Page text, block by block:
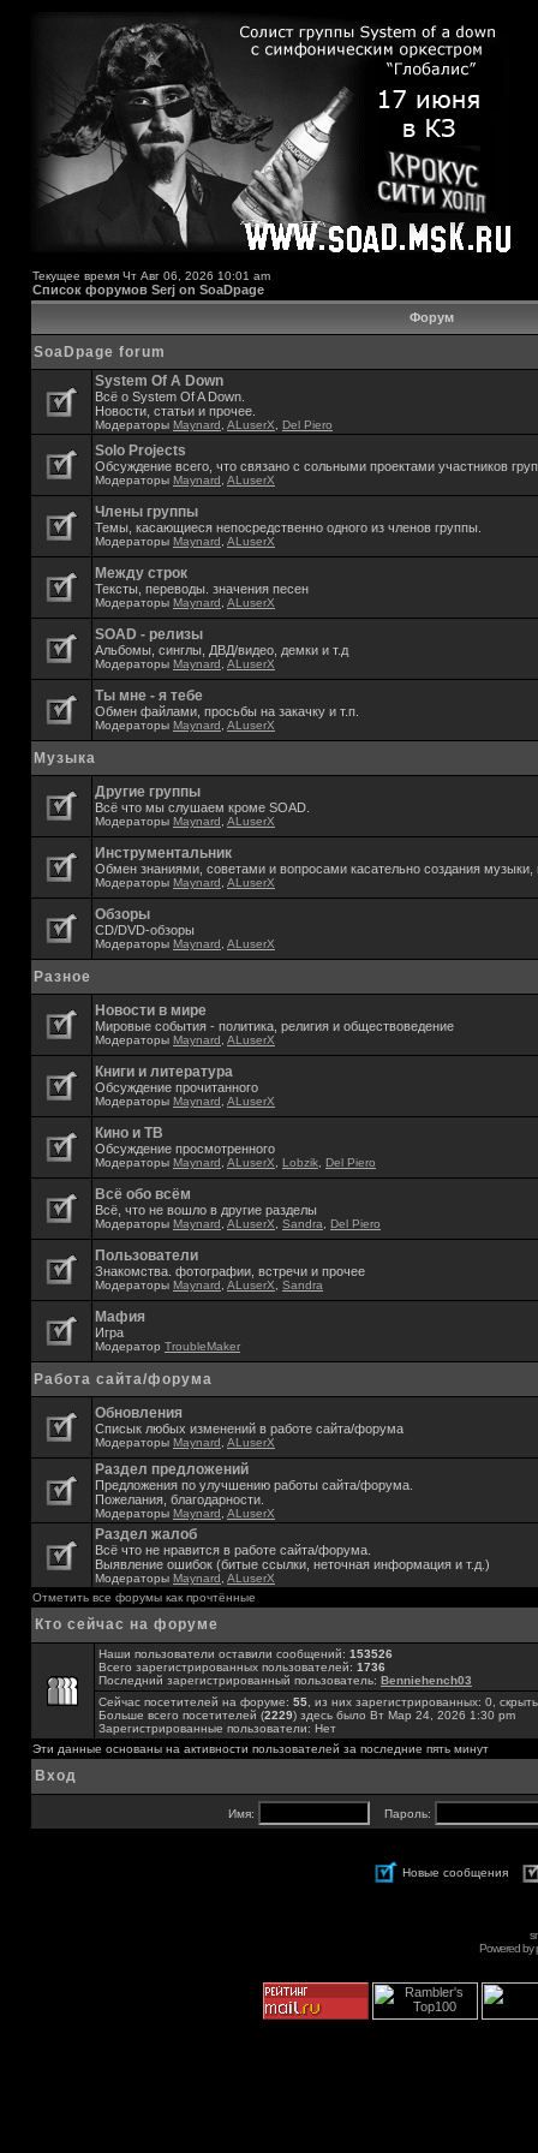
Текущее время Чт Авг 06, 2026 10:01 am
Список форумов Serj on SoaDpage
Форум
SoaDpage forum
System Of A Down
Всё о System Of A Down.
Новости, статьи и прочее.
Модераторы Maynard ALuserX Del Piero
Solo Projects
Обсуждение всего, что связано с сольными проектами участников
Модераторы Maynard ALuserX
Члены группы
Темы, касающиеся непосредственно одного из членов группы.
Модераторы Maynard ALuserX
Между строк
Тексты, переводы. значения песен
Модераторы Maynard ALuserX
SOAD - релизы
Альбомы, синглы, ДВД/видео, демки и т.д
Модераторы Maynard ALuserX
Ты мне - я тебе
Обмен файлами, просьбы на закачку и т.п.
Модераторы Maynard ALuserX
Музыка
Другие группы
Всё что мы слушаем кроме SOAD.
Модераторы Maynard ALuserX
Инструментальник
Обмен знаниями, советами и вопросами касательно создания музыки,
Модераторы Maynard ALuserX
Обзоры
CD/DVD-обзоры
Модераторы Maynard ALuserX
Разное
Новости в мире
Мировые события - политика, религия и обществоведение
Модераторы Maynard ALuserX
Книги и литература
Обсуждение прочитанного
Модераторы Maynard ALuserX
Кино и ТВ
Обсуждение просмотренного
Модераторы Maynard ALuserX Lobzik Del Piero
Всё обо всём
Всё, что не вошло в другие разделы
Модераторы Maynard ALuserX Sandra Del Piero
Пользователи
Знакомства. фотографии, встречи и прочее
Модераторы Maynard ALuserX Sandra
Мафия
Игра
Модератор TroubleMaker
Работа сайта/форума
Обновления
Списык любых изменений в работе сайта/форума
Модераторы Maynard ALuserX
Раздел предложений
Предложения по улучшению работы сайта/форума.
Пожелания, благодарности.
Модераторы Maynard ALuserX
Раздел жалоб
Всё что не нравится в работе сайта/форума.
Выявление ошибок (битые ссылки, неточная информация и т.д.)
Модераторы Maynard ALuserX
Отметить все форумы как прочтённые
Кто сейчас на форуме
Наши пользователи оставили сообщений: 153526
Всего зарегистрированных пользователей: 1736
Последний зарегистрированный пользователь: Benniehench03
Сейчас посетителей на форуме: 55 , из них зарегистрированных: 0,
Больше всего посетителей (2229) здесь было Вт Мар 24, 2026 1:30 pm
Зарегистрированные пользователи: Нет
Эти данные основаны на активности пользователей за последние пять минут
Вход
Имя: Пароль:
Новые сообщения
Powered by